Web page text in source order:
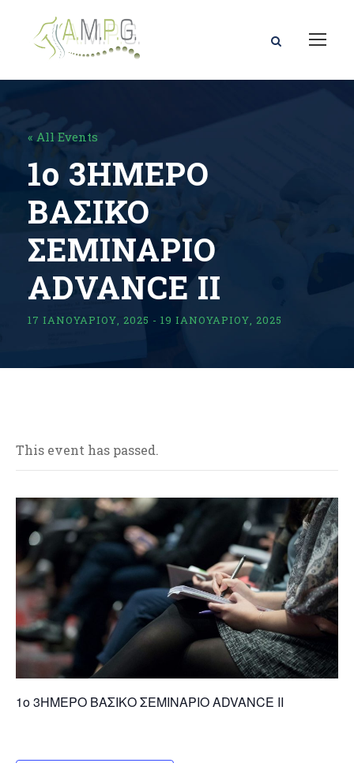
« All Events
1o 3ΗΜΕΡΟ
ΒΑΣΙΚΟ
ΣΕΜΙΝΑΡΙΟ
ΑDVANCE IΙ
17 ΙΑΝΟΥΑΡΊΟΥ, 2025 - 19 ΙΑΝΟΥΑΡΊΟΥ, 2025
This event has passed.
1o 3ΗΜΕΡΟ ΒΑΣΙΚΟ ΣΕΜΙΝΑΡΙΟ ΑDVANCE IΙ